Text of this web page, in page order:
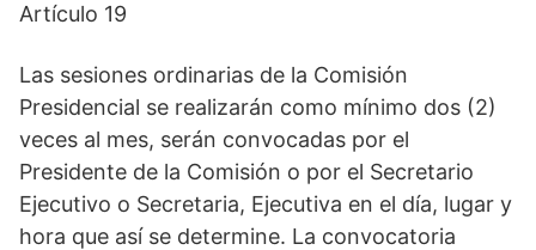
Artículo 19
Las sesiones ordinarias de la Comisión
Presidencial se realizarán como mínimo dos (2)
veces al mes, serán convocadas por el
Presidente de la Comisión o por el Secretario
Ejecutivo o Secretaria, Ejecutiva en el día, lugar y
hora que así se determine. La convocatoria